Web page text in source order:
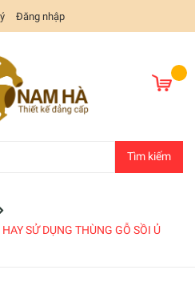
Đăng nhập
Tìm kiếm
SỬ DỤNG THÙNG GỖ SỒI Ủ